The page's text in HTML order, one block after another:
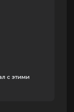
с этими